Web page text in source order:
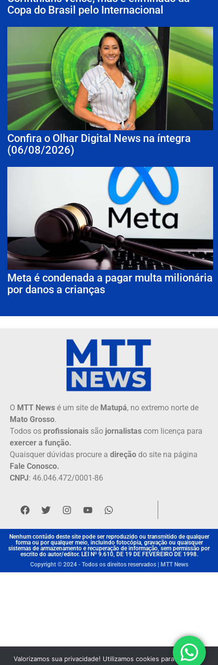
Copa do Brasil pelo Internacional
Confira o Olhar Digital News na íntegra
(06/08/2026)
Meta é condenada a pagar multa milionária
por danos a crianças
O MTT News é um site de Matupá, no extremo norte de
Mato Grosso.
Todos os profissionais são jornalistas com licença para
exercer a função.
Quaisquer dúvidas procure a direção do site na página
Fale Conosco.
CNPJ: 46.046.472/0001-86
Nenhum contúdo deste site pode ser reproduzido ou transmitido de qualquer
forma ou por qualquer meio, incluindo fotocópia, gravação ou quaisquer
sistemas de armazenamento e recuperação de informação, sem permissão por
escrito do autor/editor. LEI Nº 9.610, DE 19 DE FEVEREIRO DE 1998.
Copyright © 2024 - Todos os direitos reservados | MTT News
Valorizamos sua privacidade! Utilizamos cookies para aprimorar